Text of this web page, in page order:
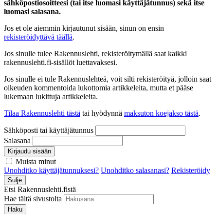
sähköpostiosoitteesi (tai itse luomasi käyttäjätunnus) sekä itse
luomasi salasana.
Jos et ole aiemmin kirjautunut sisään, sinun on ensin
rekisteröidyttävä täällä.
Jos sinulle tulee Rakennuslehti, rekisteröitymällä saat kaikki
rakennuslehti.fi-sisällöt luettavaksesi.
Jos sinulle ei tule Rakennuslehteä, voit silti rekisteröityä, jolloin saat
oikeuden kommentoida lukottomia artikkeleita, mutta et pääse
lukemaan lukittuja artikkeleita.
Tilaa Rakennuslehti tästä tai hyödynnä maksuton koejakso tästä.
Sähköposti tai käyttäjätunnus
Salasana
Kirjaudu sisään
Muista minut
Unohditko käyttäjätunnuksesi? Unohditko salasanasi? Rekisteröidy
Sulje
Etsi Rakennuslehti.fistä
Hae tältä sivustolta
Haku